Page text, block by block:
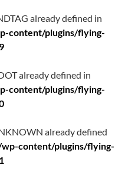
already defined in
content/plugins/flying-
already defined in
content/plugins/flying-
already defined
content/plugins/flying-